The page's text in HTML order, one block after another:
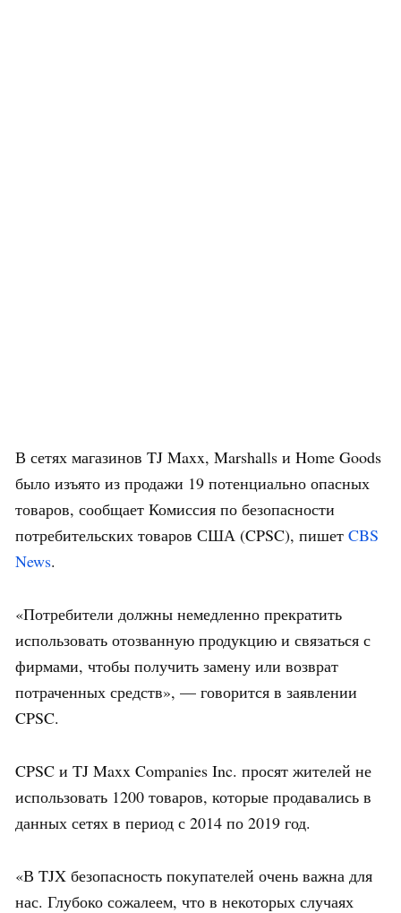
В сетях магазинов TJ Maxx, Marshalls и Home Goods
было изъято из продажи 19 потенциально опасных
товаров, сообщает Комиссия по безопасности
потребительских товаров США (CPSC), пишет CBS
News.
«Потребители должны немедленно прекратить
использовать отозванную продукцию и связаться с
фирмами, чтобы получить замену или возврат
потраченных средств», — говорится в заявлении
CPSC.
CPSC и TJ Maxx Companies Inc. просят жителей не
использовать 1200 товаров, которые продавались в
данных сетях в период с 2014 по 2019 год.
«В TJX безопасность покупателей очень важна для
нас. Глубоко сожалеем, что в некоторых случаях